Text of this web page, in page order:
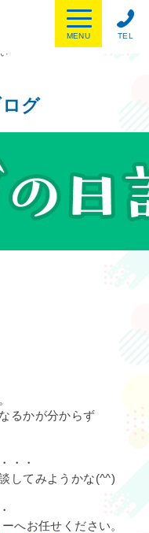
TEL
MENU
グ
るかが分からず
・・
してみようかな(^^)
へお任せください。